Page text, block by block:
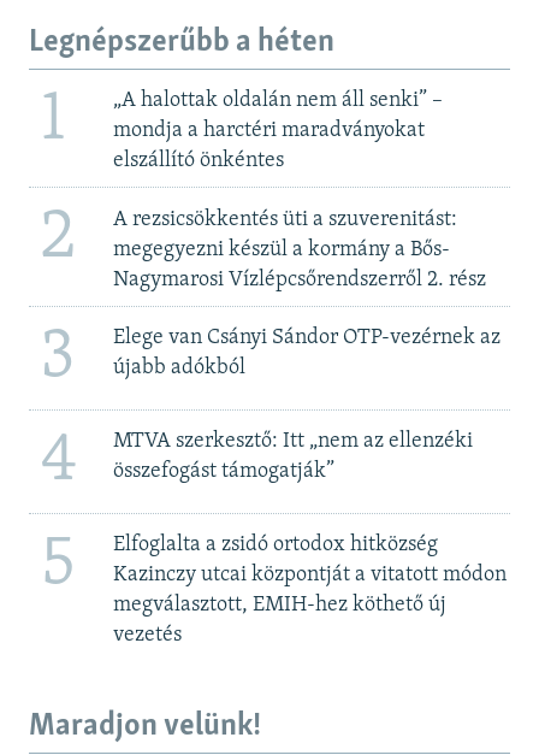
Legnépszerűbb a héten
1
„A halottak oldalán nem áll senki” –
mondja a harctéri maradványokat
elszállító önkéntes
2
A rezsicsökkentés üti a szuverenitást:
megegyezni készül a kormány a Bős-
Nagymarosi Vízlépcsőrendszerről 2. rész
3
Elege van Csányi Sándor OTP-vezérnek az
újabb adókból
4
MTVA szerkesztő: Itt „nem az ellenzéki
összefogást támogatják”
5
Elfoglalta a zsidó ortodox hitközség
Kazinczy utcai központját a vitatott módon
megválasztott, EMIH-hez köthető új
vezetés
Maradjon velünk!